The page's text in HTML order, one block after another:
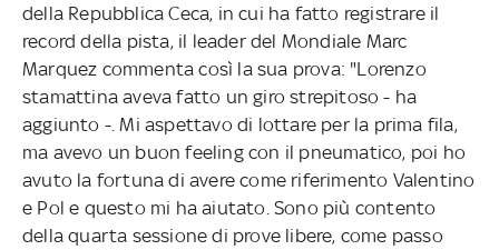
della Repubblica Ceca, in cui ha fatto registrare il
record della pista, il leader del Mondiale Marc
Marquez commenta così la sua prova: "Lorenzo
stamattina aveva fatto un giro strepitoso - ha
aggiunto -. Mi aspettavo di lottare per la prima fila,
ma avevo un buon feeling con il pneumatico, poi ho
avuto la fortuna di avere come riferimento Valentino
e Pol e questo mi ha aiutato. Sono più contento
della quarta sessione di prove libere, come passo